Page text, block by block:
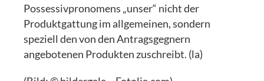
Possessivpronomens „unser“ nicht der
Produktgattung im allgemeinen, sondern
speziell den von den Antragsgegnern
angebotenen Produkten zuschreibt. (la)